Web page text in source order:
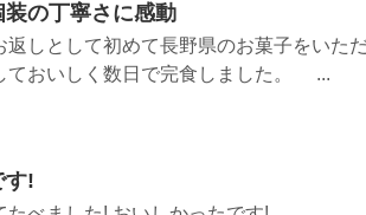
の丁寧さに感動
返しとして初めて長野県のお菓子をいた
ておいしく数日で完食しました。 ...
す!